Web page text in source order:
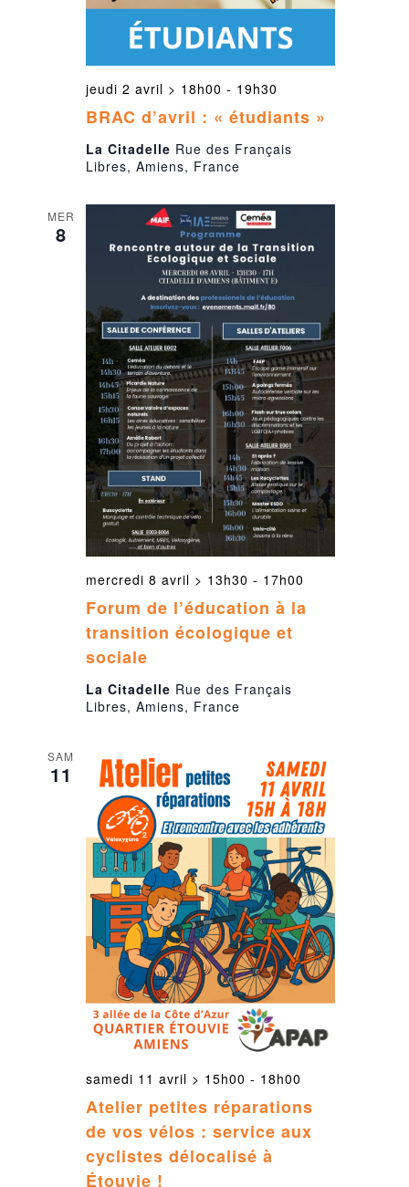
BRAC d’avril : « étudiants »
jeudi 2 avril > 18h00 - 19h30
La Citadelle Rue des Français
Libres, Amiens, France
MER
8
Forum de l’éducation à la
transition écologique et
sociale
mercredi 8 avril > 13h30 - 17h00
La Citadelle Rue des Français
Libres, Amiens, France
SAM
11
Atelier petites réparations
de vos vélos : service aux
cyclistes délocalisé à
Étouvie !
samedi 11 avril > 15h00 - 18h00